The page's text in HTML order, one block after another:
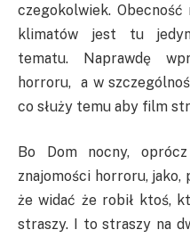
czegokolwiek.
klimatów jest tu
tematu. Naprawdę
horroru, a w
co służy temu aby film
Bo Dom nocny,
znajomości horroru, jako,
że widać że robił ktoś,
straszy. I to straszy na